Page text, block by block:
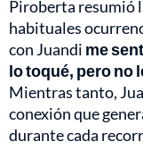
Piroberta resumió
habituales
con Juandi me
lo toqué, pero no
Mientras tanto,
conexión que
durante cada